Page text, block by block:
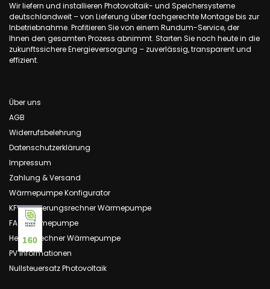
Wir liefern und installieren Photovoltaik- und Speichersysteme
deutschlandweit – von Lieferung über fachgerechte Montage bis zur
Inbetriebnahme. Profitieren Sie von einem Rundum-Service, der
Ihnen den gesamten Prozess abnimmt. Starten Sie noch heute in die
zukunftssichere Energieversorgung – zuverlässig, transparent und
effizient.
Über uns
AGB
Widerrufsbelehrung
Datenschutzerklärung
Impressum
Zahlung & Versand
Wärmepumpe Konfigurator
KFW Förderungsrechner Wärmepumpe
FAQ Wärmepumpe
Heizlastrechner Wärmepumpe
PV Informationen
Nullsteuersatz Photovoltaik
160